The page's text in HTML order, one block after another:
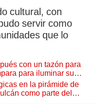
cultural, con
servir como
que lo
con un tazón para
para iluminar su
cuando estalló el
en la pirámide de
como parte del